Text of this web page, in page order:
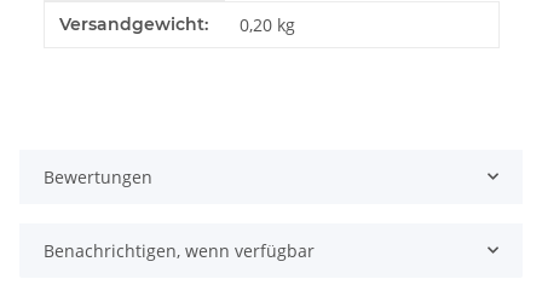
Produkteigenschaft
Wert
Versandgewicht: 0,20 kg
Bewertungen
Benachrichtigen, wenn verfügbar